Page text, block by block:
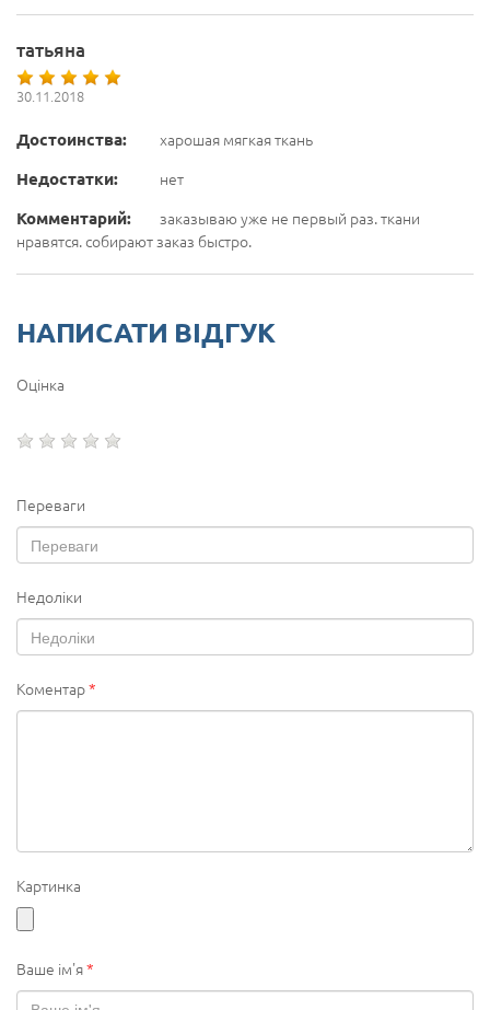
татьяна
30.11.2018
Достоинства:
харошая мягкая ткань
Недостатки:
нет
Комментарий:
заказываю уже не первый раз. ткани
нравятся. собирают заказ быстро.
НАПИСАТИ ВІДГУК
Оцінка
Переваги
Недоліки
Коментар*
Картинка
Ваше ім'я*